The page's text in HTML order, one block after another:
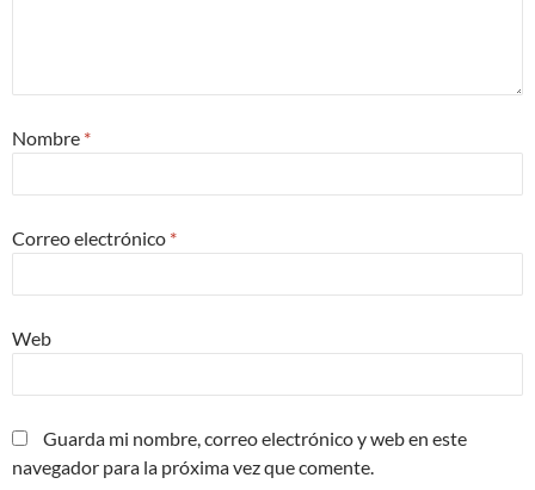
Nombre *
Correo electrónico *
Web
Guarda mi nombre, correo electrónico y web en este
navegador para la próxima vez que comente.